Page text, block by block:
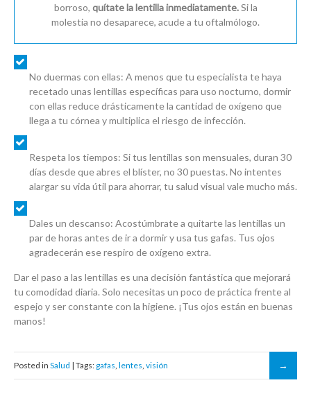
borroso, quítate la lentilla inmediatamente.Si la
molestia no desaparece, acude a tu oftalmólogo.
No duermas con ellas: A menos que tu especialista te haya
recetado unas lentillas específicas para uso nocturno, dormir
con ellas reduce drásticamente la cantidad de oxígeno que
llega a tu córnea y multiplica el riesgo de infección.
Respeta los tiempos: Si tus lentillas son mensuales, duran 30
días desde que abres el blíster, no 30 puestas. No intentes
alargar su vida útil para ahorrar, tu salud visual vale mucho más.
Dales un descanso: Acostúmbrate a quitarte las lentillas un
par de horas antes de ir a dormir y usa tus gafas. Tus ojos
agradecerán ese respiro de oxígeno extra.
Dar el paso a las lentillas es una decisión fantástica que mejorará
tu comodidad diaria. Solo necesitas un poco de práctica frente al
espejo y ser constante con la higiene. ¡Tus ojos están en buenas
manos!
Posted in Salud | Tags: gafas lentes visión